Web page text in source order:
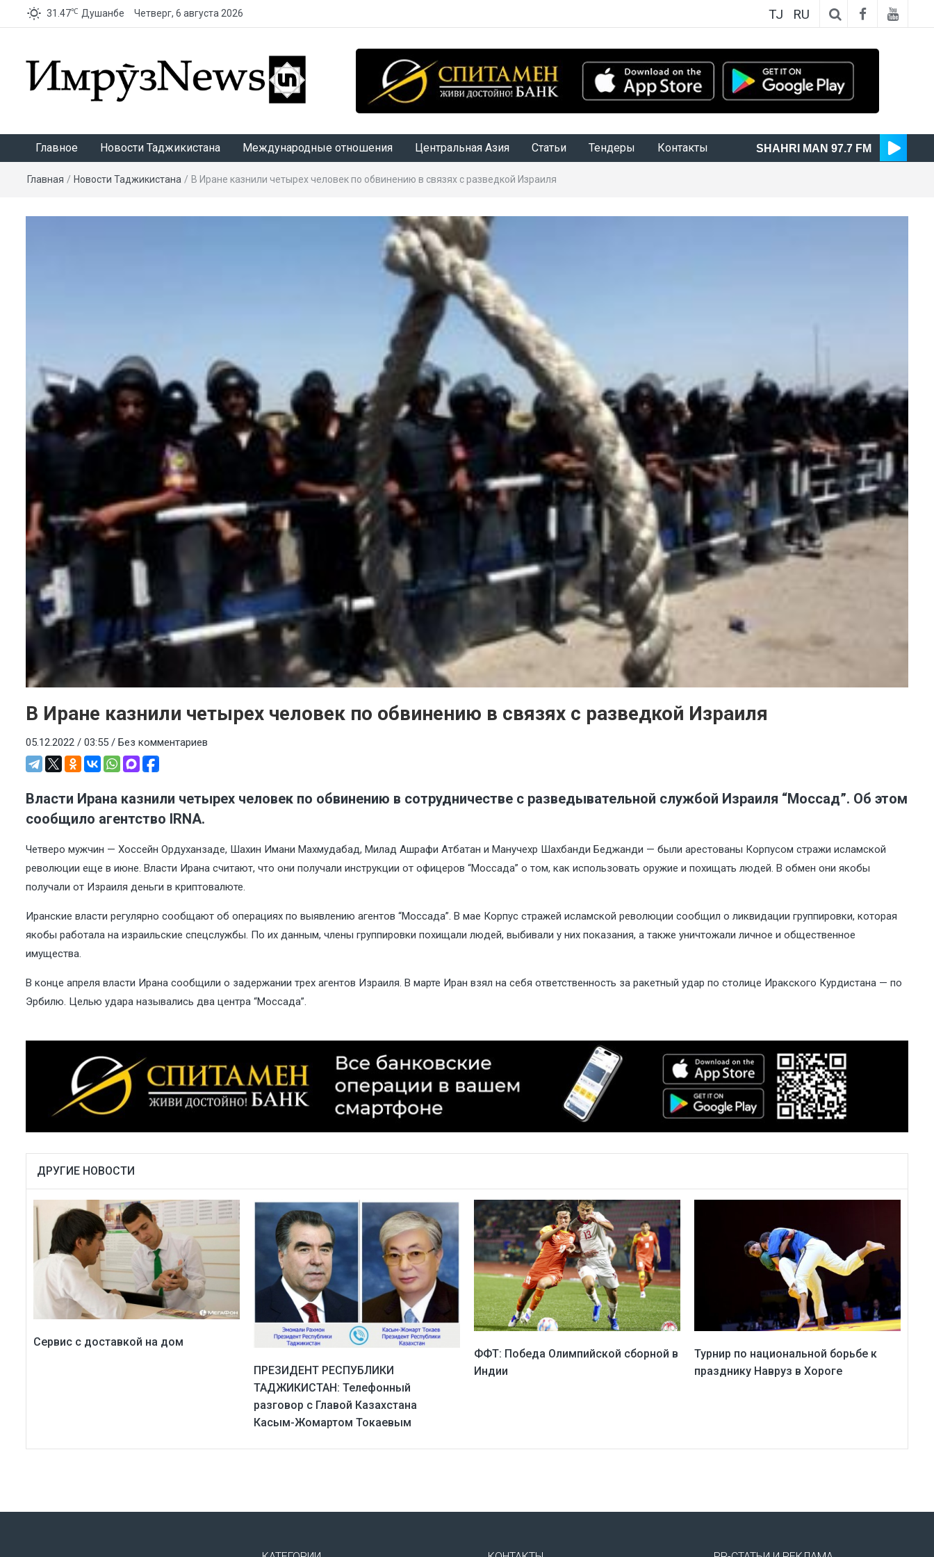
31.47℃ Душанбе Четверг, 6 августа 2026 TJ RU
Главное Новости Таджикистана Международные отношения Центральная Азия Статьи Тендеры Контакты SHAHRI MAN 97.7 FM
Главная / Новости Таджикистана / В Иране казнили четырех человек по обвинению в связях с разведкой Израиля
В Иране казнили четырех человек по обвинению в связях с разведкой Израиля
05.12.2022 / 03:55 / Без комментариев
Власти Ирана казнили четырех человек по обвинению в сотрудничестве с разведывательной службой Израиля “Моссад”. Об этом
сообщило агентство IRNA.
Четверо мужчин — Хоссейн Ордуханзаде, Шахин Имани Махмудабад, Милад Ашрафи Атбатан и Манучехр Шахбанди Беджанди — были арестованы Корпусом стражи исламской
революции еще в июне. Власти Ирана считают, что они получали инструкции от офицеров “Моссада” о том, как использовать оружие и похищать людей. В обмен они якобы
получали от Израиля деньги в криптовалюте.
Иранские власти регулярно сообщают об операциях по выявлению агентов “Моссада”. В мае Корпус стражей исламской революции сообщил о ликвидации группировки, которая
якобы работала на израильские спецслужбы. По их данным, члены группировки похищали людей, выбивали у них показания, а также уничтожали личное и общественное
имущества.
В конце апреля власти Ирана сообщили о задержании трех агентов Израиля. В марте Иран взял на себя ответственность за ракетный удар по столице Иракского Курдистана — по
Эрбилю. Целью удара назывались два центра “Моссада”.
ДРУГИЕ НОВОСТИ
Сервис с доставкой на дом
ПРЕЗИДЕНТ РЕСПУБЛИКИ
ТАДЖИКИСТАН: Телефонный
разговор с Главой Казахстана
Касым-Жомартом Токаевым
ФФТ: Победа Олимпийской сборной в
Индии
Турнир по национальной борьбе к
празднику Навруз в Хороге